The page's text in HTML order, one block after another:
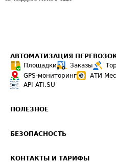
АВТОМАТИЗАЦИЯ
Площадки
Заказы
GPS-мониторинг
АТИ
API ATI.SU
ПОЛЕЗНОЕ
Звезды ATI.SU на вашем сайте
БЕЗОПАСНОСТЬ
КОНТАКТЫ И ТАРИФЫ